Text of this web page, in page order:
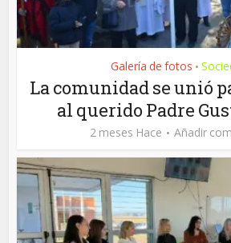
Galería de fotos •
La comunidad se unió
al querido Padre
2 meses Hace Añadir